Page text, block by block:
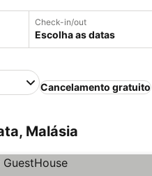
Check-in/out
Escolha as datas
Cancelamento gratuito
Malásia